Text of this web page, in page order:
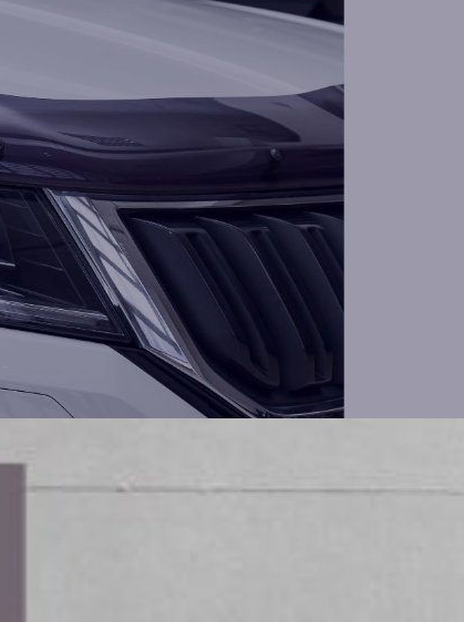
bilfärgen bland svenskarna.